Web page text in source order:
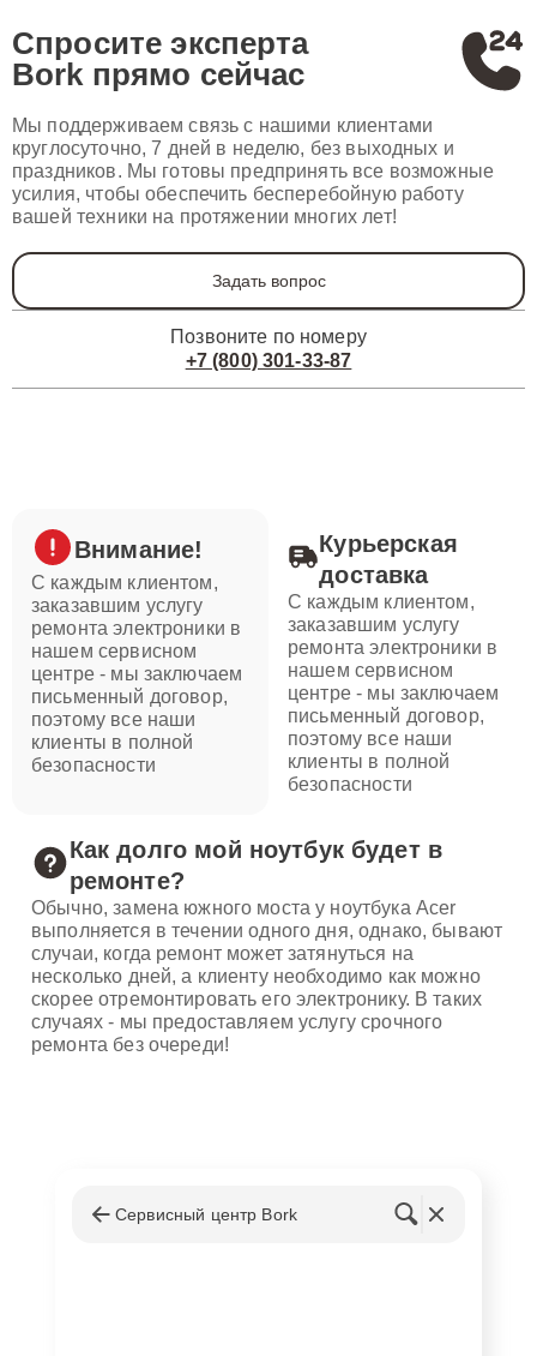
Спросите эксперта
Bork прямо сейчас
Мы поддерживаем связь с нашими клиентами
круглосуточно, 7 дней в неделю, без выходных и
праздников. Мы готовы предпринять все возможные
усилия, чтобы обеспечить бесперебойную работу
вашей техники на протяжении многих лет!
Задать вопрос
Позвоните по номеру
+7 (800) 301-33-87
Внимание!
С каждым клиентом,
заказавшим услугу
ремонта электроники в
нашем сервисном
центре - мы заключаем
письменный договор,
поэтому все наши
клиенты в полной
безопасности
Курьерская
доставка
С каждым клиентом,
заказавшим услугу
ремонта электроники в
нашем сервисном
центре - мы заключаем
письменный договор,
поэтому все наши
клиенты в полной
безопасности
Как долго мой ноутбук будет в
ремонте?
Обычно, замена южного моста у ноутбука Acer
выполняется в течении одного дня, однако, бывают
случаи, когда ремонт может затянуться на
несколько дней, а клиенту необходимо как можно
скорее отремонтировать его электронику. В таких
случаях - мы предоставляем услугу срочного
ремонта без очереди!
Сервисный центр Bork